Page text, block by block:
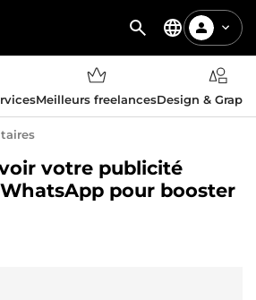
Meilleurs freelancesDesign &
votre publicité
pour booster